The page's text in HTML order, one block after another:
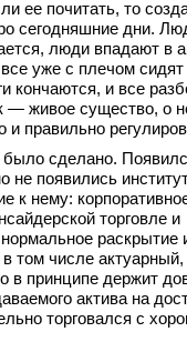
ее почитать, то
сегодняшние дни.
люди впадают в
уже с плечом
кончаются, и все
— живое существо, о
и правильно
сделано.
не появились
к нему:
торговле и
раскрытие
том числе
в принципе держит
актива на
торговался с